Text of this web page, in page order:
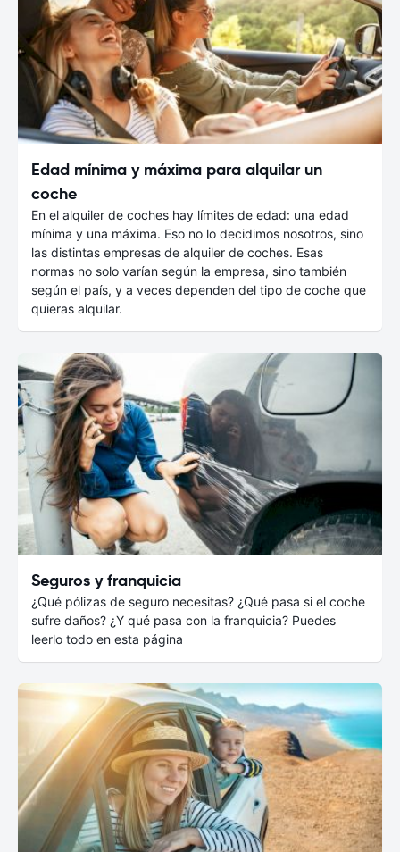
Edad mínima y máxima para alquilar un
coche
En el alquiler de coches hay límites de edad: una edad
mínima y una máxima. Eso no lo decidimos nosotros, sino
las distintas empresas de alquiler de coches. Esas
normas no solo varían según la empresa, sino también
según el país, y a veces dependen del tipo de coche que
quieras alquilar.
Seguros y franquicia
¿Qué pólizas de seguro necesitas? ¿Qué pasa si el coche
sufre daños? ¿Y qué pasa con la franquicia? Puedes
leerlo todo en esta página